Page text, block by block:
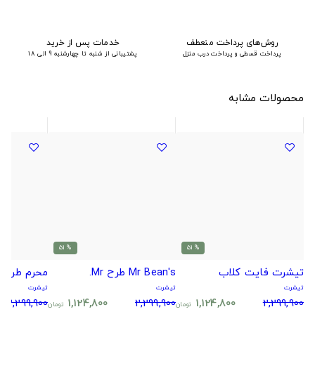
روش‌های پرداخت منعطف
پرداخت قسطی و پرداخت درب منزل
خدمات پس از خرید
پشتیبانی از شنبه تا چهارشنبه 9 الی 18
محصولات مشابه
% 51
تیشرت فایت کلاب
تیشرت
2,299,900
1,124,800 تومان
% 51
Mr Bean's طرح Mr.
تیشرت
2,299,900
1,124,800 تومان
محرم
تیشرت
2,299,900